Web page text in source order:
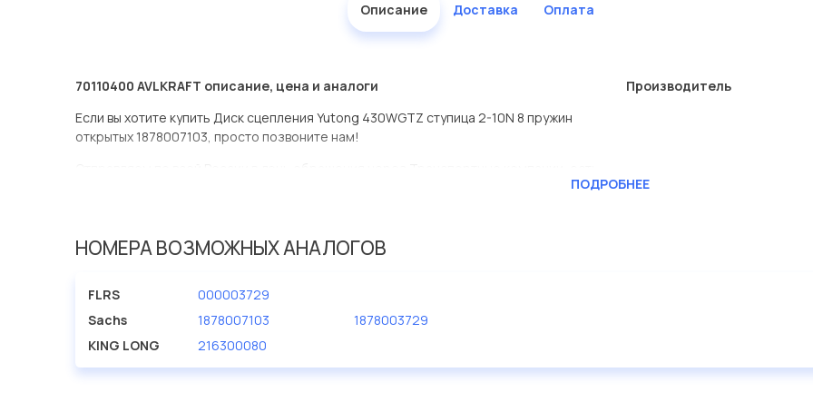
Описание Доставка Оплата
70110400 AVLKRAFT описание, цена и аналоги
Если вы хотите купить Диск сцепления Yutong 430WGTZ ступица 2-10N 8 пружин
открытых 1878007103, просто позвоните нам!
У данной детали есть аналоги с номерами, убедитесь сами.
нашей компании Евродеталь представлены в большом ассортименте.
производителя AVLKRAFT.
Производитель
ПОДРОБНЕЕ
НОМЕРА ВОЗМОЖНЫХ АНАЛОГОВ
FLRS
000003729
Sachs
1878007103
1878003729
KING LONG
216300080